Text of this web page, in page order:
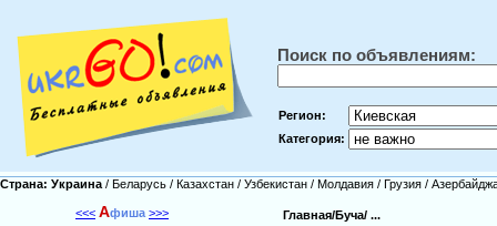
Поиск по объявлениям:
Регион:
Категория:
Страна: Украина / Беларусь / Казахстан / Узбекистан / Молдавия / Грузия /
<<< Афиша >>>
Главная/Буча/ ...